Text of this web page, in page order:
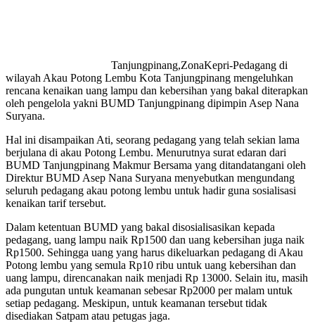
Tanjungpinang,ZonaKepri-Pedagang di
wilayah Akau Potong Lembu Kota Tanjungpinang mengeluhkan
rencana kenaikan uang lampu dan kebersihan yang bakal diterapkan
oleh pengelola yakni BUMD Tanjungpinang dipimpin Asep Nana
Suryana.
Hal ini disampaikan Ati, seorang pedagang yang telah sekian lama
berjulana di akau Potong Lembu. Menurutnya surat edaran dari
BUMD Tanjungpinang Makmur Bersama yang ditandatangani oleh
Direktur BUMD Asep Nana Suryana menyebutkan mengundang
seluruh pedagang akau potong lembu untuk hadir guna sosialisasi
kenaikan tarif tersebut.
Dalam ketentuan BUMD yang bakal disosialisasikan kepada
pedagang, uang lampu naik Rp1500 dan uang kebersihan juga naik
Rp1500. Sehingga uang yang harus dikeluarkan pedagang di Akau
Potong lembu yang semula Rp10 ribu untuk uang kebersihan dan
uang lampu, direncanakan naik menjadi Rp 13000. Selain itu, masih
ada pungutan untuk keamanan sebesar Rp2000 per malam untuk
setiap pedagang. Meskipun, untuk keamanan tersebut tidak
disediakan Satpam atau petugas jaga.